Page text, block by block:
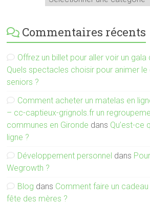
Commentaires récents
Offrez un billet pour aller voir un gala
Quels spectacles choisir pour animer le
seniors ?
Comment acheter un matelas en
– cc-captieux-grignols.fr un
communes en Gironde dans Qu’est-ce
ligne ?
Développement personnel dans
Wegrowth ?
Blog dans Comment faire un
fête des mères ?